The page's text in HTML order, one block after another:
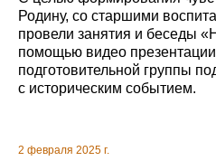
Родину, со старшими
провели занятия и беседы
помощью видео
подготовительной группы
с историческим событием.
2 февраля 2025 г.